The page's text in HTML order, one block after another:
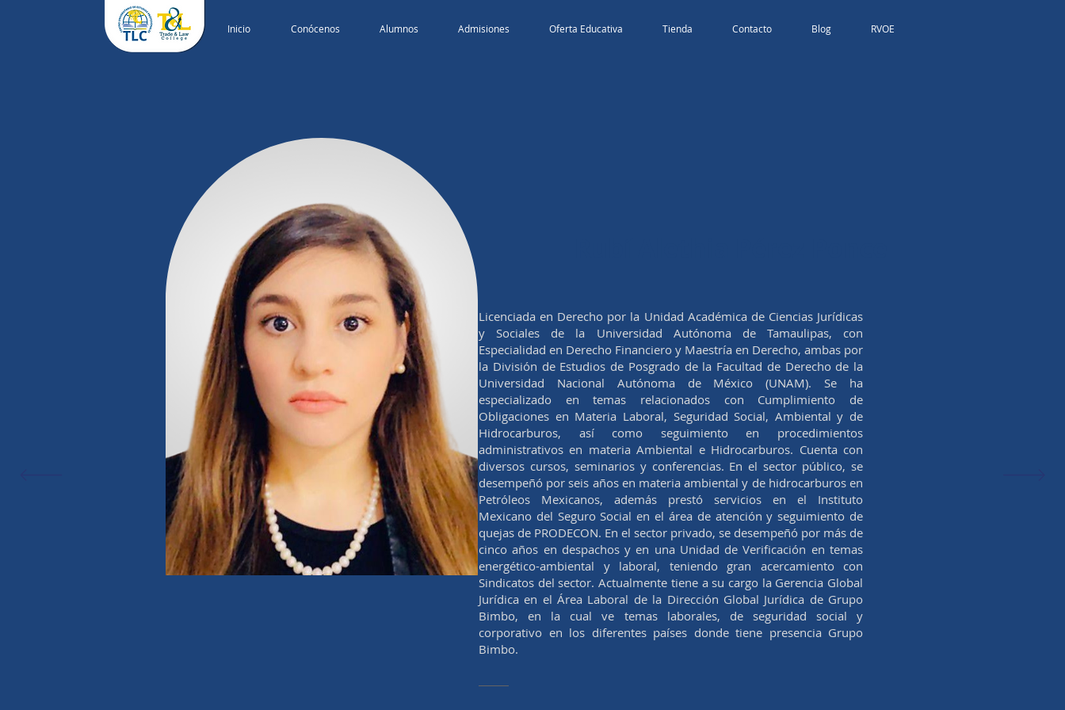
Inicio Conócenos Alumnos Admisiones Oferta Educativa Tienda Contacto Blog RVOE
Licenciada en Derecho por la Unidad Académica de Ciencias Jurídicas
y Sociales de la Universidad Autónoma de Tamaulipas, con
Especialidad en Derecho Financiero y Maestría en Derecho, ambas por
la División de Estudios de Posgrado de la Facultad de Derecho de la
Universidad Nacional Autónoma de México (UNAM). Se ha
especializado en temas relacionados con Cumplimiento de
Obligaciones en Materia Laboral, Seguridad Social, Ambiental y de
Hidrocarburos, así como seguimiento en procedimientos
administrativos en materia Ambiental e Hidrocarburos. Cuenta con
diversos cursos, seminarios y conferencias. En el sector público, se
desempeñó por seis años en materia ambiental y de hidrocarburos en
Petróleos Mexicanos, además prestó servicios en el Instituto
Mexicano del Seguro Social en el área de atención y seguimiento de
quejas de PRODECON. En el sector privado, se desempeñó por más de
cinco años en despachos y en una Unidad de Verificación en temas
energético-ambiental y laboral, teniendo gran acercamiento con
Sindicatos del sector. Actualmente tiene a su cargo la Gerencia Global
Jurídica en el Área Laboral de la Dirección Global Jurídica de Grupo
Bimbo, en la cual ve temas laborales, de seguridad social y
corporativo en los diferentes países donde tiene presencia Grupo
Bimbo.